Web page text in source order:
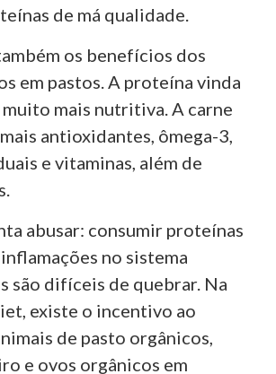
de má qualidade.
os benefícios dos
em pastos. A proteína vinda
muito mais nutritiva. A carne
antioxidantes, ômega-3,
e vitaminas, além de
abusar: consumir proteínas
no sistema
são difíceis de quebrar. Na
existe o incentivo ao
de pasto orgânicos,
e ovos orgânicos em